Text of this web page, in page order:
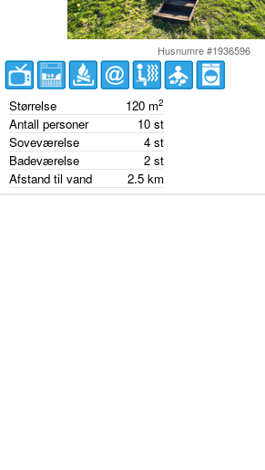
Husnumre #1936596
Størrelse 120 m2
Antall personer 10 st
Soveværelse
4 st
Badeværelse
2 st
Afstand til vand
2.5 km